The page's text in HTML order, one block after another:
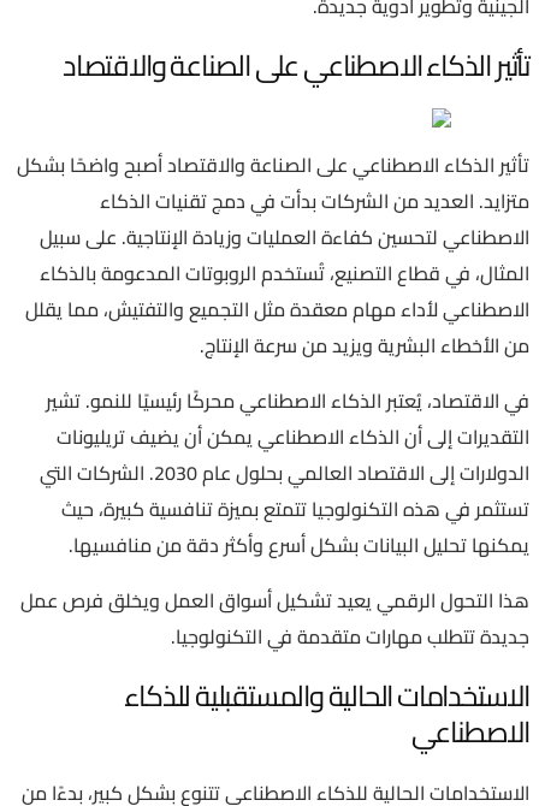
تأثير الذكاء الاصطناعي على الصناعة والاقتصاد
تأثير الذكاء الاصطناعي على الصناعة والاقتصاد أصبح واضحًا بشكل
متزايد. العديد من الشركات بدأت في دمج تقنيات الذكاء
الاصطناعي لتحسين كفاءة العمليات وزيادة الإنتاجية. على سبيل
المثال، في قطاع التصنيع، تُستخدم الروبوتات المدعومة بالذكاء
الاصطناعي لأداء مهام معقدة مثل التجميع والتفتيش، مما يقلل
من الأخطاء البشرية ويزيد من سرعة الإنتاج.
في الاقتصاد، يُعتبر الذكاء الاصطناعي محركًا رئيسيًا للنمو. تشير
التقديرات إلى أن الذكاء الاصطناعي يمكن أن يضيف تريليونات
الدولارات إلى الاقتصاد العالمي بحلول عام 2030. الشركات التي
تستثمر في هذه التكنولوجيا تتمتع بميزة تنافسية كبيرة، حيث
يمكنها تحليل البيانات بشكل أسرع وأكثر دقة من منافسيها.
هذا التحول الرقمي يعيد تشكيل أسواق العمل ويخلق فرص عمل
جديدة تتطلب مهارات متقدمة في التكنولوجيا.
الاستخدامات الحالية والمستقبلية للذكاء
الاصطناعي
الاستخدامات الحالية للذكاء الاصطناعي تتنوع بشكل كبير، بدءًا من